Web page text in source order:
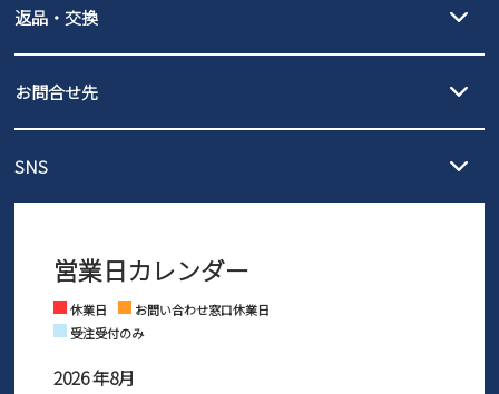
北海道・本州・四国・九州…550円
3,980円（税込）以上お買い上げで送料無料
発送日・送料詳細については
ご利用ください。
全国一律…220円（税込）
発送日・送料詳細についてはご利用ガイドを
ご利用ください。
返品・交換
の片道無料サービスを実施中！
ントとしても安心してご利用いただけるよう、サイズ交換の受付期
さい。
お問合せ先
営業時間：11時～17時
※土日祝はお問い合わせ窓口休業日となります。
SNS
Facebook Instagram
営業日カレンダー
休業日
お問い合わせ窓口休業日
受注受付のみ
2026 年8月